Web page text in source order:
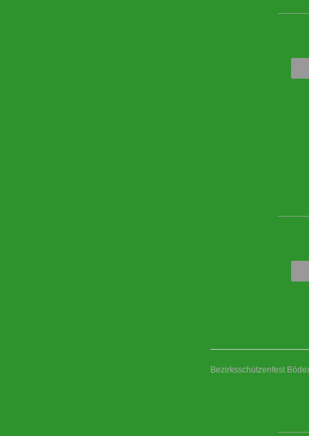
Bezirksschützenfest